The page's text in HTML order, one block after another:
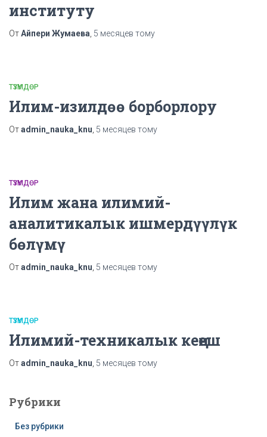
институту
ОтАйпери Жумаева 5 месяцев тому
ТҮЗҮМДӨР
Илим-изилдөө борборлору
Отadmin_nauka_knu 5 месяцев тому
ТҮЗҮМДӨР
Илим жана илимий-
аналитикалык ишмердүүлүк
бөлүмү
Отadmin_nauka_knu 5 месяцев тому
ТҮЗҮМДӨР
Илимий-техникалык кеңеш
Отadmin_nauka_knu 5 месяцев тому
Рубрики
Без рубрики